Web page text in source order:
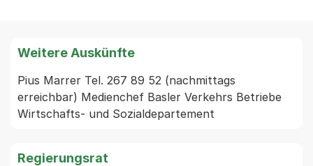
Weitere Auskünfte
Pius Marrer Tel. 267 89 52 (nachmittags
erreichbar) Medienchef Basler Verkehrs Betriebe
Regierungsrat